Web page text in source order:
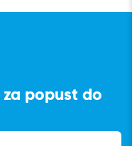
za popust do